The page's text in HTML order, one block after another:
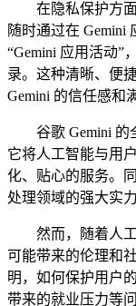
在隐私保护方面
随时通过在 Gemini
“Gemini 应用活动”
录。这种清晰、便
Gemini 的信任感和
谷歌 Gemini 的全
它将人工智能与用
化、贴心的服务。
处理领域的强大实
然而，随着人工
可能带来的伦理和
明，如何保护用户
带来的就业压力等